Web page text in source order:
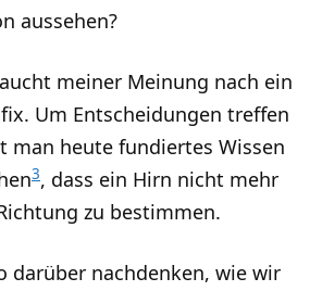
aussehen?
meiner Meinung nach ein
Um Entscheidungen treffen
man heute fundiertes Wissen
3, dass ein Hirn nicht mehr
zu bestimmen.
darüber nachdenken, wie wir